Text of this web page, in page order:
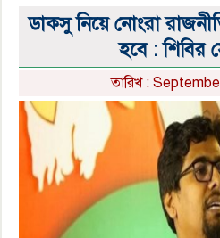
ডাকসু নিয়ে নোংরা
হবে : শিবির
তারিখ :